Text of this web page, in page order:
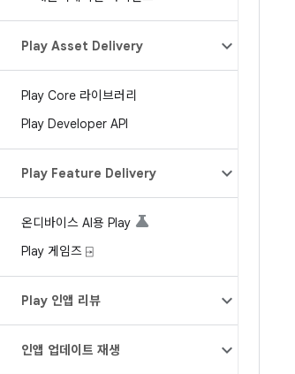
Play Asset Delivery
Play Core 라이브러리
Play Developer API
Play Feature Delivery
온디바이스 AI용 Play
Play 게임즈 ⍈
Play 인앱 리뷰
인앱 업데이트 재생